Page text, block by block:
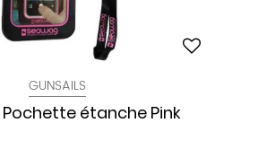
GUNSAILS
étanche Pink